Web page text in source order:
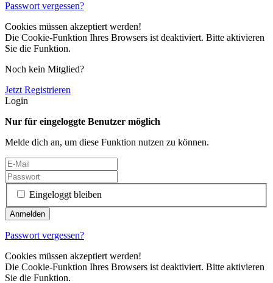
Passwort vergessen?
Cookies müssen akzeptiert werden!
Die Cookie-Funktion Ihres Browsers ist deaktiviert. Bitte aktivieren
Sie die Funktion.
Noch kein Mitglied?
Jetzt Registrieren
Login
Nur für eingeloggte Benutzer möglich
Melde dich an, um diese Funktion nutzen zu können.
Eingeloggt bleiben
Passwort vergessen?
Cookies müssen akzeptiert werden!
Die Cookie-Funktion Ihres Browsers ist deaktiviert. Bitte aktivieren
Sie die Funktion.